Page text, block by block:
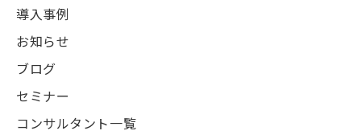
導入事例
お知らせ
ブログ
セミナー
コンサルタント一覧